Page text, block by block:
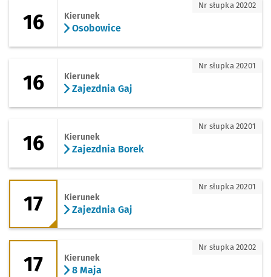
16 Kierunek
Osobowice
Nr słupka 20202
16 Kierunek
Zajezdnia Gaj
Nr słupka 20201
16 - kierunek Zajezdnia Borek
16 Kierunek
Zajezdnia Borek
Nr słupka 20201
17 - kierunek Zajezdnia Gaj
17 Kierunek
Zajezdnia Gaj
Nr słupka 20201
17 - kierunek 8 Maja
17 Kierunek
8 Maja
Nr słupka 20202